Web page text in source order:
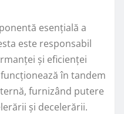
esențială a
este responsabil
și eficienței
în tandem
furnizând putere
și decelerării.